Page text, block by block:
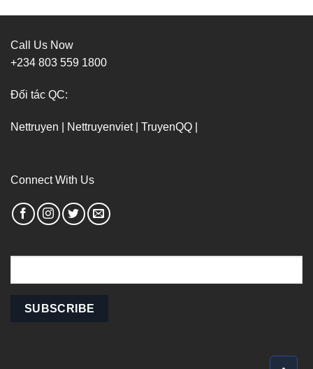
Call Us Now
+234 803 559 1800
Đối tác QC:
Nettruyen Nettruyenviet| TruyenQQ
Connect With Us